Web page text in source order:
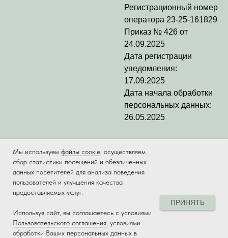
Мы используем файлы соокіе , осуществляем
сбор статистики посещений и обезличенных
данных посетителей для анализа поведения
пользователей и улучшения качества
предоставляемых услуг.
Используя сайт, вы соглашаетесь с условиями
Пользовательского соглашения , условиями
обработки Ваших персональных данных в
ПРИНЯТЬ
Регистрационный номер
оператора 23-25-161829
Приказ № 426 от
24.09.2025
Дата регистрации
уведомления:
17.09.2025
Дата начала обработки
персональных данных:
26.05.2025
Made on Tilda